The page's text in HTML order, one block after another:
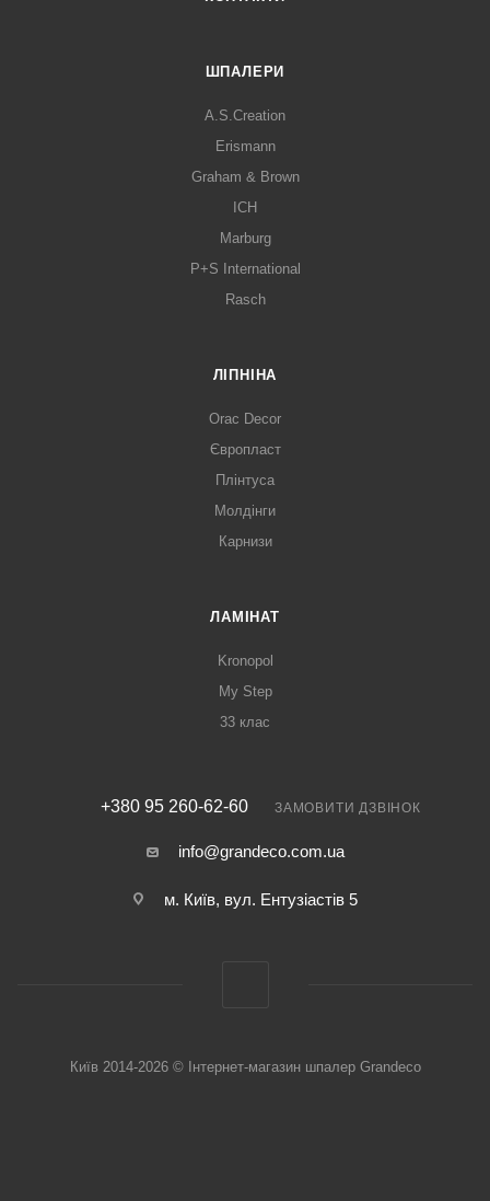
ШПАЛЕРИ
A.S.Creation
Erismann
Graham & Brown
ICH
Marburg
P+S International
Rasch
ЛІПНІНА
Orac Decor
Європласт
Плінтуса
Молдінги
Карнизи
ЛАМІНАТ
Kronopol
My Step
33 клас
+380 95 260-62-60 ЗАМОВИТИ ДЗВІНОК
info@grandeco.com.ua
м. Київ, вул. Ентузіастів 5
Київ 2014-2026 © Інтернет-магазин шпалер Grandeco